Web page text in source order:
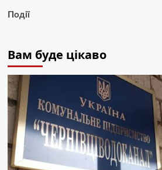
Події
Вам буде цікаво